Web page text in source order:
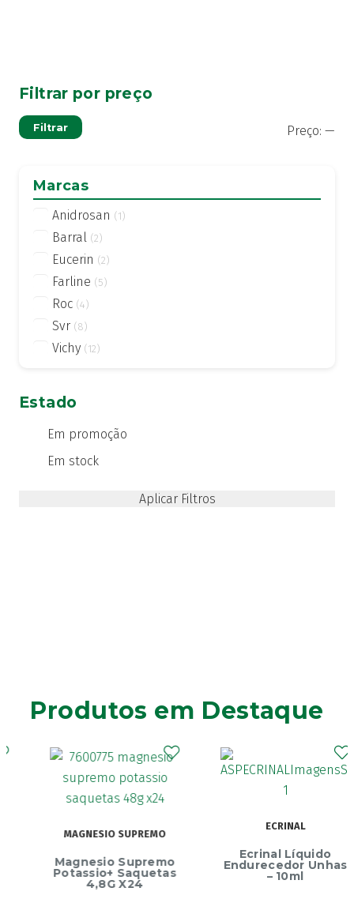
Filtrar por preço
Filtrar Preço: —
Marcas
Anidrosan (1)
Barral (2)
Eucerin (2)
Farline (5)
Roc (4)
Svr (8)
Vichy (12)
Estado
Em promoção
Em stock
Produtos em Destaque
MAGNESIO SUPREMO
Magnesio Supremo
Potassio+ Saquetas
4,8G X24
ECRINAL
Ecrinal Líquido
Endurecedor Unhas
– 10ml